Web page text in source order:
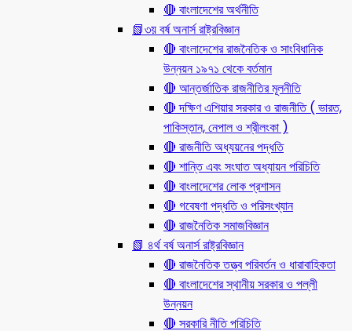
🔴 বাংলাদেশের অর্থনীতি
📗৩য় বর্ষ অনার্স রাষ্ট্রবিজ্ঞান
🔴 বাংলাদেশের রাজনৈতিক ও সাংবিধানিক
উন্নয়ন ১৯৭১ থেকে বর্তমান
🔴 আন্তর্জাতিক রাজনীতির মূলনীতি
🔴 দক্ষিণ এশিয়ার সরকার ও রাজনীতি ( ভারত,
পাকিস্তান, নেপাল ও শ্রীলংকা )
🔴 রাজনীতি অধ্যয়নের পদ্ধতি
🔴 শান্তি এবং সংঘাত অধ্যায়ন পরিচিতি
🔴 বাংলাদেশের লোক প্রশাসন
🔴 গবেষণা পদ্ধতি ও পরিসংখ্যান
🔴 রাজনৈতিক সমাজবিজ্ঞান
📗 ৪র্থ বর্ষ অনার্স রাষ্ট্রবিজ্ঞান
🔴 রাজনৈতিক তত্ত্ব পরিবর্তন ও ধারাবাহিকতা
🔴 বাংলাদেশের স্থানীয় সরকার ও পল্লী
উন্নয়ন
🔴 সরকারি নীতি পরিচিতি